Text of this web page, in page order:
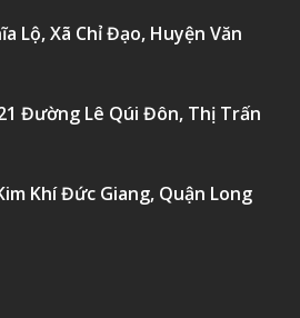
Lộ, Xã Chỉ Đạo, Huyện Văn
Đường Lê Qúi Đôn, Thị Trấn
Khí Đức Giang, Quận Long